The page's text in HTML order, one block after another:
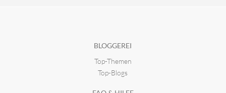
BLOGGEREI
Top-Themen
Top-Blogs